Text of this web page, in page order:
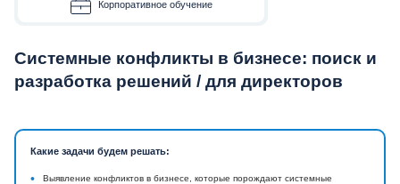
Корпоративное обучение
Системные конфликты в бизнесе: поиск и
разработка решений / для директоров
Какие задачи будем решать:
•
Выявление конфликтов в бизнесе, которые порождают системные